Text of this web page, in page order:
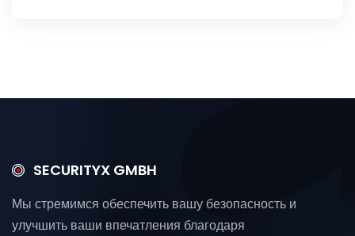
SECURITYX GMBH
Мы стремимся обеспечить вашу безопасность и
улучшить ваши впечатления благодаря